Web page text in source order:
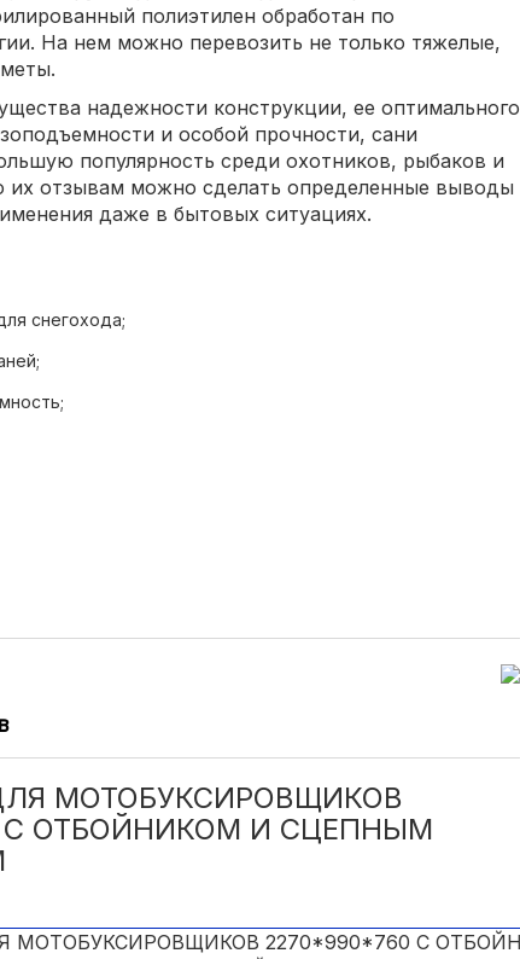
полиэтилен обработан по
На нем можно перевозить не только тяжелые,
надежности конструкции, ее оптимального
и особой прочности, сани
популярность среди охотников, рыбаков и
их отзывам можно сделать определенные выводы
даже в бытовых ситуациях.
снегохода;
МОТОБУКСИРОВЩИКОВ
С ОТБОЙНИКОМ И СЦЕПНЫМ